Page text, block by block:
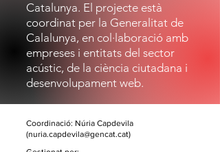
Catalunya. El projecte està
coordinat per la Generalitat de
Calalunya, en col·laboració amb
empreses i entitats del sector
acústic, de la ciència ciutadana i
desenvolupament web.
Coordinació: Núria Capdevila
(nuria.capdevila@gencat.cat)